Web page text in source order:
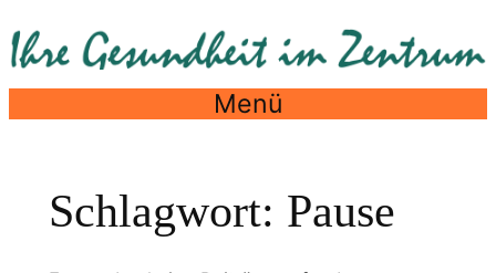
Inhalt
Menü
Schlagwort: Pause